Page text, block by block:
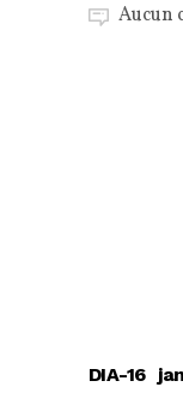
Aucun
DIA-16